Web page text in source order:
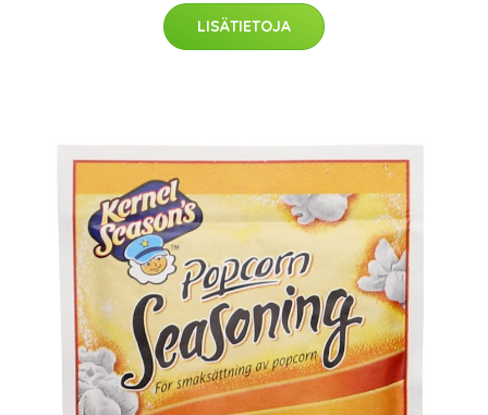
LISÄTIETOJA